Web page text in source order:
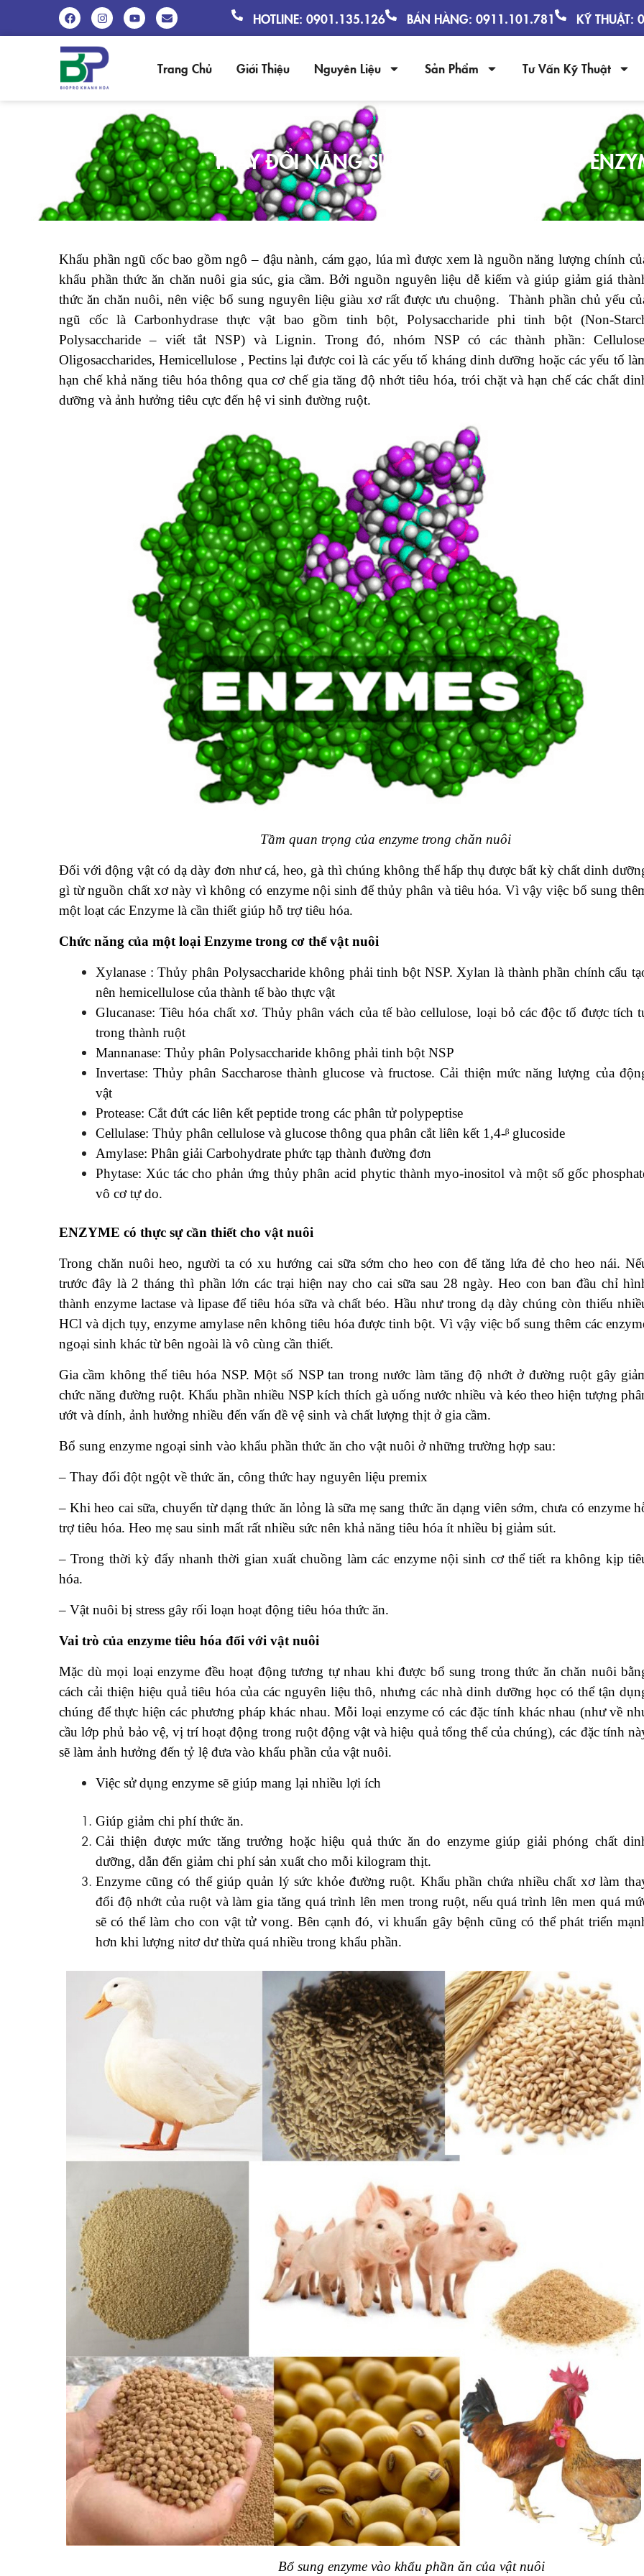
HOTLINE: 0901.135.126 BÁN HÀNG: 0911.101.781 KỸ THUẬT:
Trang Chủ Giới Thiệu Nguyên Liệu Sản Phẩm Tư Vấn Kỹ Thuật
THAY ĐỔI NĂNG SUẤT CHĂN NUÔI CÙNG
Khẩu phần ngũ cốc bao gồm ngô – đậu nành, cám gạo, lúa mì được xem là nguồn năng lượng chính
khẩu phần thức ăn chăn nuôi gia súc, gia cầm. Bởi nguồn nguyên liệu dễ kiếm và giúp giảm giá
thức ăn chăn nuôi, nên việc bổ sung nguyên liệu giàu xơ rất được ưu chuộng. Thành phần chủ yếu
ngũ cốc là Carbonhydrase thực vật bao gồm tinh bột, Polysaccharide phi tinh bột (Non-
Polysaccharide – viết tắt NSP) và Lignin. Trong đó, nhóm NSP có các thành phần:
Oligosaccharides, Hemicellulose , Pectins lại được coi là các yếu tố kháng dinh dưỡng hoặc các yếu tố
hạn chế khả năng tiêu hóa thông qua cơ chế gia tăng độ nhớt tiêu hóa, trói chặt và hạn chế các chất
dưỡng và ảnh hưởng tiêu cực đến hệ vi sinh đường ruột.
Tầm quan trọng của enzyme trong chăn nuôi
Đối với động vật có dạ dày đơn như cá, heo, gà thì chúng không thể hấp thụ được bất kỳ chất dinh
gì từ nguồn chất xơ này vì không có enzyme nội sinh để thủy phân và tiêu hóa. Vì vậy việc bổ sung
một loạt các Enzyme là cần thiết giúp hỗ trợ tiêu hóa.
Chức năng của một loại Enzyme trong cơ thể vật nuôi
Xylanase : Thủy phân Polysaccharide không phải tinh bột NSP. Xylan là thành phần chính cấu
nên hemicellulose của thành tế bào thực vật
Glucanase: Tiêu hóa chất xơ. Thủy phân vách của tế bào cellulose, loại bỏ các độc tố được tích
trong thành ruột
Mannanase: Thủy phân Polysaccharide không phải tinh bột NSP
Invertase: Thủy phân Saccharose thành glucose và fructose. Cải thiện mức năng lượng của
vật
Protease: Cắt đứt các liên kết peptide trong các phân tử polypeptise
Cellulase: Thủy phân cellulose và glucose thông qua phân cắt liên kết 1,4-ᵝ glucoside
Amylase: Phân giải Carbohydrate phức tạp thành đường đơn
Phytase: Xúc tác cho phản ứng thủy phân acid phytic thành myo-inositol và một số gốc
vô cơ tự do.
ENZYME có thực sự cần thiết cho vật nuôi
Trong chăn nuôi heo, người ta có xu hướng cai sữa sớm cho heo con để tăng lứa đẻ cho heo nái.
trước đây là 2 tháng thì phần lớn các trại hiện nay cho cai sữa sau 28 ngày. Heo con ban đầu chỉ
thành enzyme lactase và lipase để tiêu hóa sữa và chất béo. Hầu như trong dạ dày chúng còn thiếu
HCl và dịch tụy, enzyme amylase nên không tiêu hóa được tinh bột. Vì vậy việc bổ sung thêm các
ngoại sinh khác từ bên ngoài là vô cùng cần thiết.
Gia cầm không thể tiêu hóa NSP. Một số NSP tan trong nước làm tăng độ nhớt ở đường ruột gây
chức năng đường ruột. Khẩu phần nhiều NSP kích thích gà uống nước nhiều và kéo theo hiện tượng
ướt và dính, ảnh hưởng nhiều đến vấn đề vệ sinh và chất lượng thịt ở gia cầm.
Bổ sung enzyme ngoại sinh vào khẩu phần thức ăn cho vật nuôi ở những trường hợp sau:
– Thay đổi đột ngột về thức ăn, công thức hay nguyên liệu premix
– Khi heo cai sữa, chuyển từ dạng thức ăn lỏng là sữa mẹ sang thức ăn dạng viên sớm, chưa có enzyme
trợ tiêu hóa. Heo mẹ sau sinh mất rất nhiều sức nên khả năng tiêu hóa ít nhiều bị giảm sút.
– Trong thời kỳ đẩy nhanh thời gian xuất chuồng làm các enzyme nội sinh cơ thể tiết ra không kịp
hóa.
– Vật nuôi bị stress gây rối loạn hoạt động tiêu hóa thức ăn.
Vai trò của enzyme tiêu hóa đối với vật nuôi
Mặc dù mọi loại enzyme đều hoạt động tương tự nhau khi được bổ sung trong thức ăn chăn nuôi
cách cải thiện hiệu quả tiêu hóa của các nguyên liệu thô, nhưng các nhà dinh dưỡng học có thể tận
chúng để thực hiện các phương pháp khác nhau. Mỗi loại enzyme có các đặc tính khác nhau (như về
cầu lớp phủ bảo vệ, vị trí hoạt động trong ruột động vật và hiệu quả tổng thể của chúng), các đặc tính
sẽ làm ảnh hưởng đến tỷ lệ đưa vào khẩu phần của vật nuôi.
Việc sử dụng enzyme sẽ giúp mang lại nhiều lợi ích
Giúp giảm chi phí thức ăn.
Cải thiện được mức tăng trưởng hoặc hiệu quả thức ăn do enzyme giúp giải phóng chất
dưỡng, dẫn đến giảm chi phí sản xuất cho mỗi kilogram thịt.
Enzyme cũng có thể giúp quản lý sức khỏe đường ruột. Khẩu phần chứa nhiều chất xơ làm
đổi độ nhớt của ruột và làm gia tăng quá trình lên men trong ruột, nếu quá trình lên men quá
sẽ có thể làm cho con vật tử vong. Bên cạnh đó, vi khuẩn gây bệnh cũng có thể phát triển
hơn khi lượng nitơ dư thừa quá nhiều trong khẩu phần.
Bổ sung enzyme vào khẩu phần ăn của vật nuôi